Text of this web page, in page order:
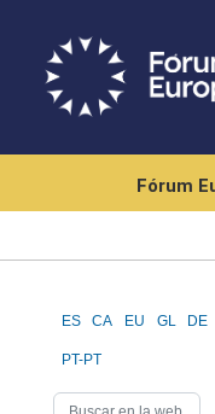
Fórum
ES CA EU GL DE
PT-PT